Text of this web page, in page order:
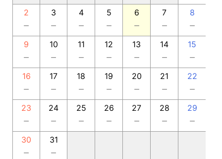
2
－
3
－
4
－
5
－
6
－
7
－
8
－
9
－
10
－
11
－
12
－
13
－
14
－
15
－
16
－
17
－
18
－
19
－
20
－
21
－
22
－
23
－
24
－
25
－
26
－
27
－
28
－
29
－
30
－
31
－